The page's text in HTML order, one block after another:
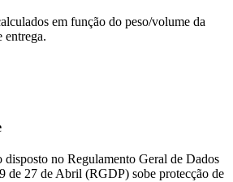
em função do peso/volume da
entrega.
no Regulamento Geral de Dados
de 27 de Abril (RGDP) sobe protecção de